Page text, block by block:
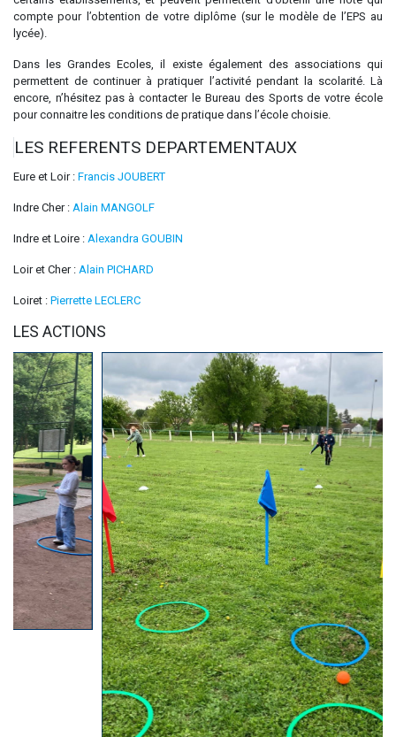
compte pour l’obtention de votre diplôme (sur le modèle de l’EPS au
lycée).
Dans les Grandes Ecoles, il existe également des associations qui
permettent de continuer à pratiquer l’activité pendant la scolarité. Là
encore, n’hésitez pas à contacter le Bureau des Sports de votre école
pour connaitre les conditions de pratique dans l’école choisie.
LES REFERENTS DEPARTEMENTAUX
Eure et Loir : Francis JOUBERT
Indre Cher : Alain MANGOLF
Indre et Loire : Alexandra GOUBIN
Loir et Cher : Alain PICHARD
Loiret : Pierrette LECLERC
LES ACTIONS